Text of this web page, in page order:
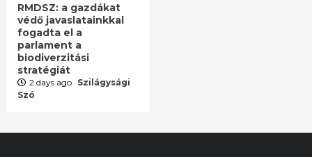
RMDSZ: a gazdákat
védő javaslatainkkal
fogadta el a
parlament a
biodiverzitási
stratégiát
2 days ago Szilágysági
Szó